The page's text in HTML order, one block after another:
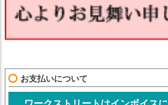
お支払いについて